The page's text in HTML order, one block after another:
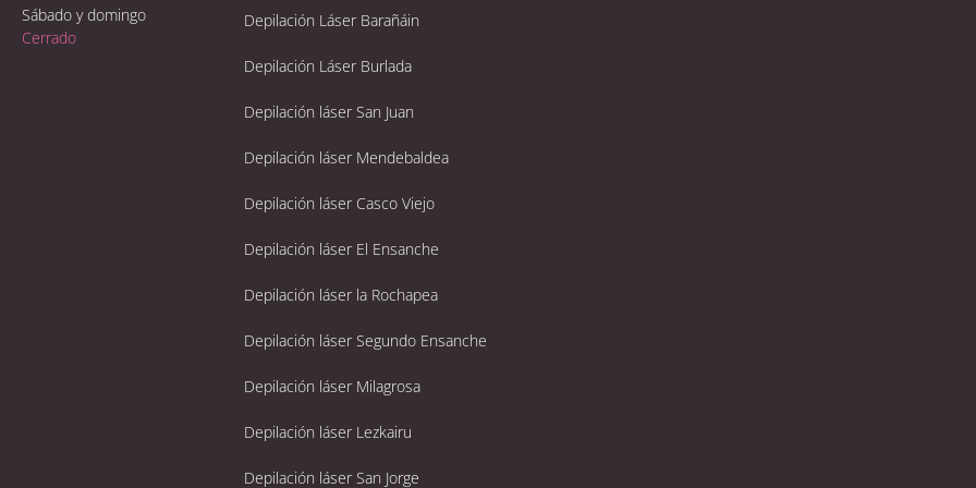
Sábado y domingo
Cerrado
Depilación Láser Barañáin
Depilación Láser Burlada
Depilación láser San Juan
Depilación láser Mendebaldea
Depilación láser Casco Viejo
Depilación láser El Ensanche
Depilación láser la Rochapea
Depilación láser Segundo Ensanche
Depilación láser Milagrosa
Depilación láser Lezkairu
Depilación láser San Jorge